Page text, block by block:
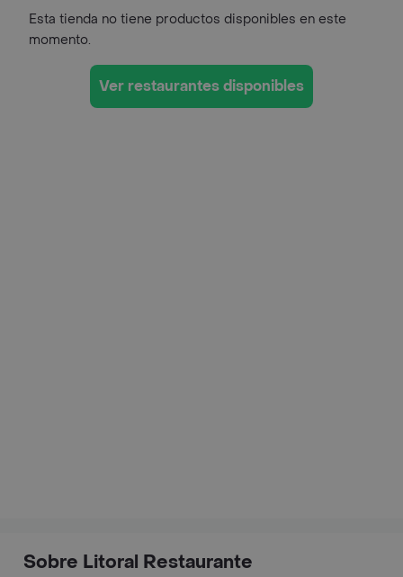
Esta tienda no tiene productos disponibles en este
momento.
Ver restaurantes disponibles
Sobre Litoral Restaurante